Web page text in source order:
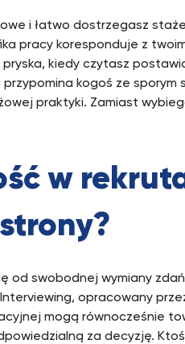
i łatwo dostrzegasz
pracy koresponduje z
kiedy czytasz
kogoś ze
praktyki. Zamiast
w
od swobodnej wymiany
opracowany
mogą równocześnie
za decyzję.